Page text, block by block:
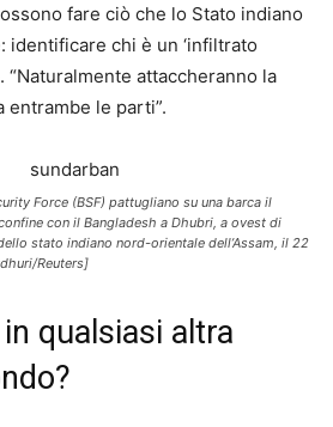
fare ciò che lo Stato indiano
identificare chi è un ‘infiltrato
“Naturalmente attaccheranno la
entrambe le parti”.
Force (BSF) pattugliano su una barca il
con il Bangladesh a Dhubri, a ovest di
stato indiano nord-orientale dell’Assam, il 22
Reuters]
qualsiasi altra